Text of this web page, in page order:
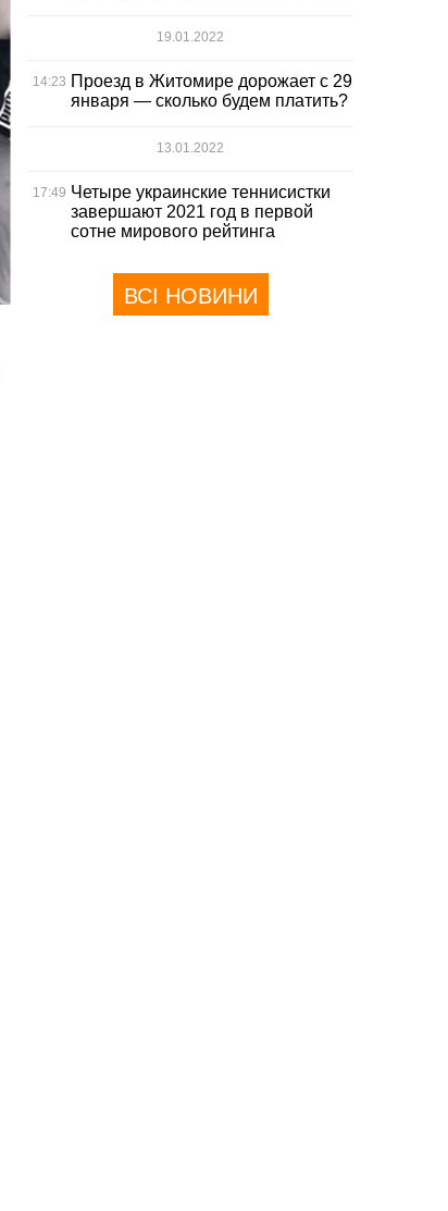
19.01.2022
14:23 Проезд в Житомире дорожает с 29
января — сколько будем платить?
13.01.2022
17:49 Четыре украинские теннисистки
завершают 2021 год в первой
сотне мирового рейтинга
ВСІ НОВИНИ